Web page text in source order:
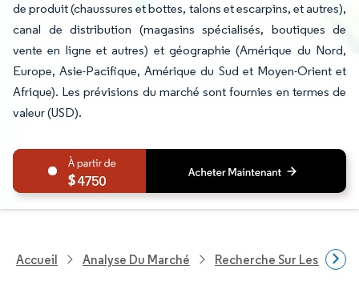
de produit (chaussures et bottes, talons et escarpins, et autres),
canal de distribution (magasins spécialisés, boutiques de
vente en ligne et autres) et géographie (Amérique du Nord,
Europe, Asie-Pacifique, Amérique du Sud et Moyen-Orient et
Afrique). Les prévisions du marché sont fournies en termes de
valeur (USD).
4750
Accueil Analyse Du Marché Recherche Sur Les